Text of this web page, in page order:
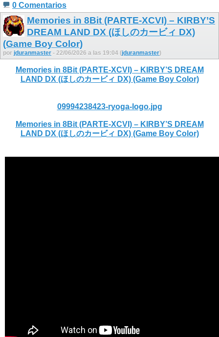
0 Comentarios
Memories in 8Bit (PARTE-XCVI) – KIRBY’S
DREAM LAND DX (ほしのカービィ DX)
(Game Boy Color)
por jduranmaster - 22/06/2026 a las 19:04 (jduranmaster)
Memories in 8Bit (PARTE-XCVI) – KIRBY’S DREAM
LAND DX (ほしのカービィ DX) (Game Boy Color)
09994238423-ryoga-logo.jpg
Memories in 8Bit (PARTE-XCVI) – KIRBY’S DREAM
LAND DX (ほしのカービィ DX) (Game Boy Color)